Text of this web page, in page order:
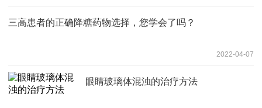
三高患者的正确降糖药物选择，您学会了吗？
2022-04-07
眼睛玻璃体混浊的治疗方法